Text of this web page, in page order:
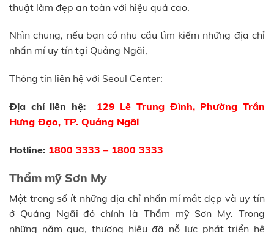
thuật làm đẹp an toàn với hiệu quả cao.
Nhìn chung, nếu bạn có nhu cầu tìm kiếm những địa chỉ
nhấn mí uy tín tại Quảng Ngãi,
Thông tin liên hệ với Seoul Center:
Địa chỉ liên hệ: 129 Lê Trung Đình, Phường Trần
Hưng Đạo, TP. Quảng Ngãi
Hotline: 1800 3333 – 1800 3333
Thẩm mỹ Sơn My
Một trong số ít những địa chỉ nhấn mí mắt đẹp và uy tín
ở Quảng Ngãi đó chính là Thẩm mỹ Sơn My. Trong
những năm qua, thương hiệu đã nỗ lực phát triển hệ